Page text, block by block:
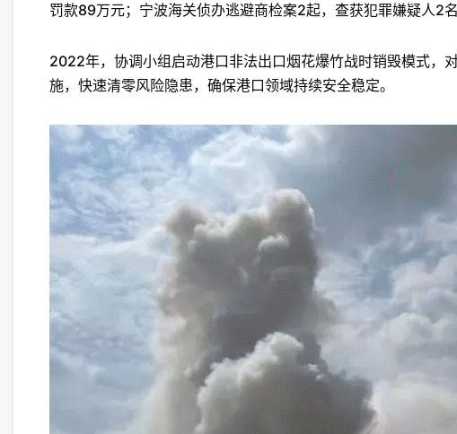
罚款89万元；宁波海关侦办逃避商检案2起，查获犯罪嫌疑人2名
2022年，协调小组启动港口非法出口烟花爆竹战时销毁模式，
施，快速清零风险隐患，确保港口领域持续安全稳定。